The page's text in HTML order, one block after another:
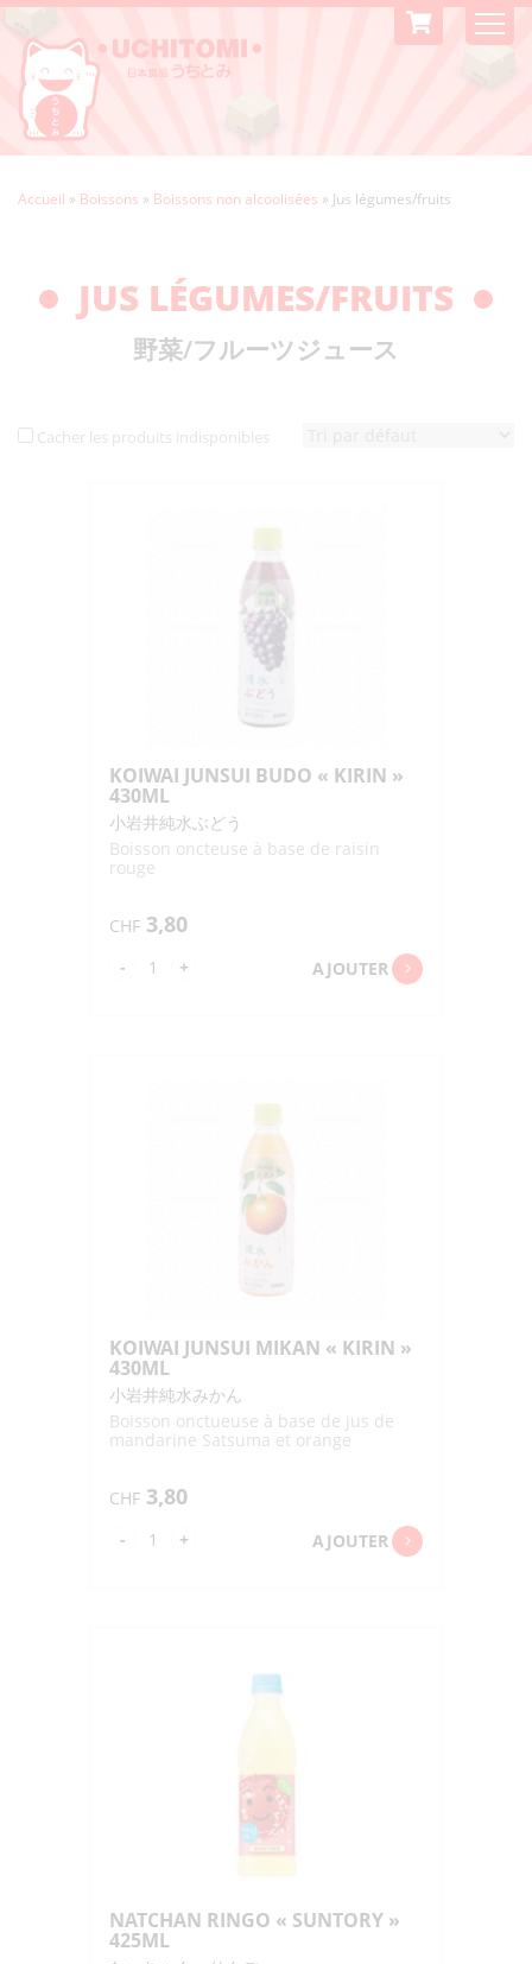
Accueil » Boissons » Boissons non alcoolisées » Jus légumes/fruits
JUS LÉGUMES/FRUITS
野菜/フルーツジュース
Cacher les produits indisponibles
KOIWAI JUNSUI BUDO « KIRIN »
430ML
小岩井純水ぶどう
Boisson oncteuse à base de raisin
rouge
CHF 3,80
-
quantité
+ AJOUTER
KOIWAI JUNSUI MIKAN « KIRIN »
430ML
小岩井純水みかん
Boisson onctueuse à base de jus de
mandarine Satsuma et orange
CHF 3,80
-
quantité
+ AJOUTER
NATCHAN RINGO « SUNTORY »
425ML